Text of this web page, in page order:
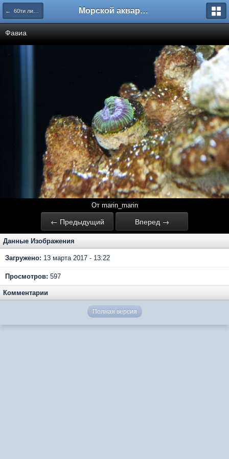
← 60ти литровый океан Морской аквариум. Форумы ReefCentral.ru
Фавиа
От marin_marin
← Предыдущий Вперед →
Данные Изображения
Загружено: 13 марта 2017 - 13:22
Просмотров: 597
Комментарии
Полная версия